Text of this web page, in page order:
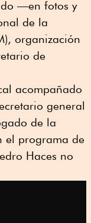
—en fotos y
de la
organización
de
acompañado
general
de la
el programa de
Haces no